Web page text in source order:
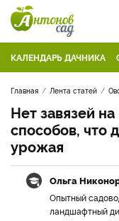
КАЛЕНДАРЬ ДАЧНИКА
Главная Лента статей
Нет завязей
способов, что
урожая
Ольга
Опытный
ландшафтный